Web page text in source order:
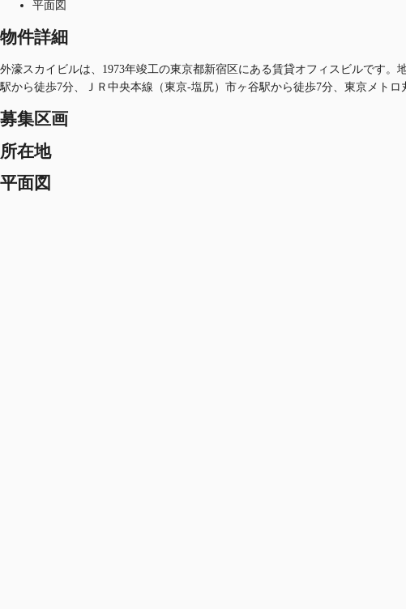
平面図
物件詳細
外濠スカイビルは、1973年竣工の東京都新宿区にある賃貸オフィスビルです
駅から徒歩7分、ＪＲ中央本線（東京-塩尻）市ヶ谷駅から徒歩7分、東京メトロ
募集区画
所在地
平面図